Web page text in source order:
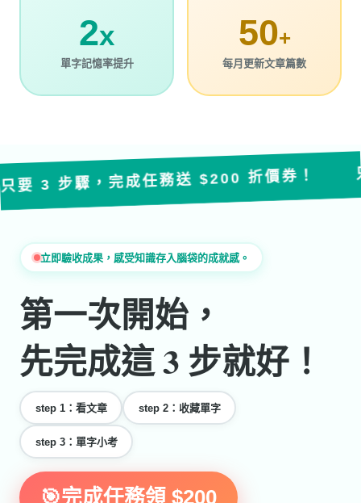
2x
單字記憶率提升
50+
每月更新文章篇數
，完成任務送 $200 折價券！ 只要 3
立即驗收成果，感受知識存入腦袋的成就感。
第一次開始，
先完成這 3 步就好！
step 1：看文章 step 2：收藏單字
step 3：單字小考
🎯完成任務領 $200